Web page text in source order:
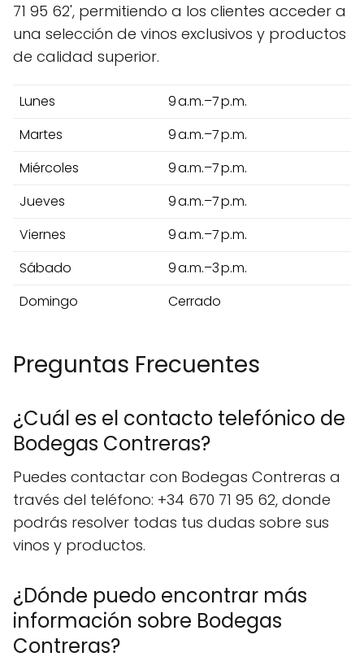
71 95 62', permitiendo a los clientes acceder a
una selección de vinos exclusivos y productos
de calidad superior.
Lunes
9 a.m.–7 p.m.
Martes
9 a.m.–7 p.m.
Miércoles
9 a.m.–7 p.m.
Jueves
9 a.m.–7 p.m.
Viernes
9 a.m.–7 p.m.
Sábado
9 a.m.–3 p.m.
Domingo
Cerrado
Preguntas Frecuentes
¿Cuál es el contacto telefónico de
Bodegas Contreras?
Puedes contactar con Bodegas Contreras a
través del teléfono: +34 670 71 95 62, donde
podrás resolver todas tus dudas sobre sus
vinos y productos.
¿Dónde puedo encontrar más
información sobre Bodegas
Contreras?